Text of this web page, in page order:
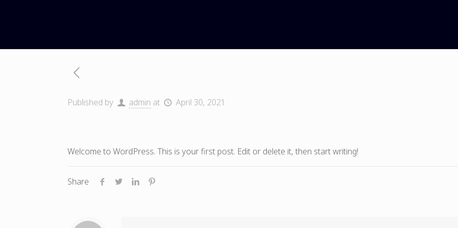
Published by admin at April 30, 2021
Welcome to WordPress. This is your first post. Edit or delete it, then start writing!
Share